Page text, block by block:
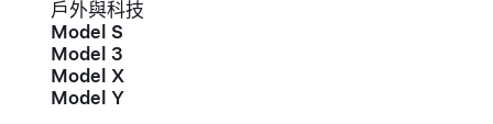
戶外與科技
Model S
Model 3
Model X
Model Y